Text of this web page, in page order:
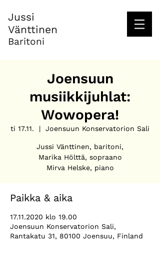
Jussi
Vänttinen
Baritoni
Joensuun
musiikkijuhlat:
Wowopera!
ti 17.11.
  |
Joensuun Konservatorion Sali
Jussi Vänttinen, baritoni,
Marika Hölttä, sopraano
Paikka & aika
17.11.2020 klo 19.00
Joensuun Konservatorion Sali,
Rantakatu 31, 80100 Joensuu, Finland